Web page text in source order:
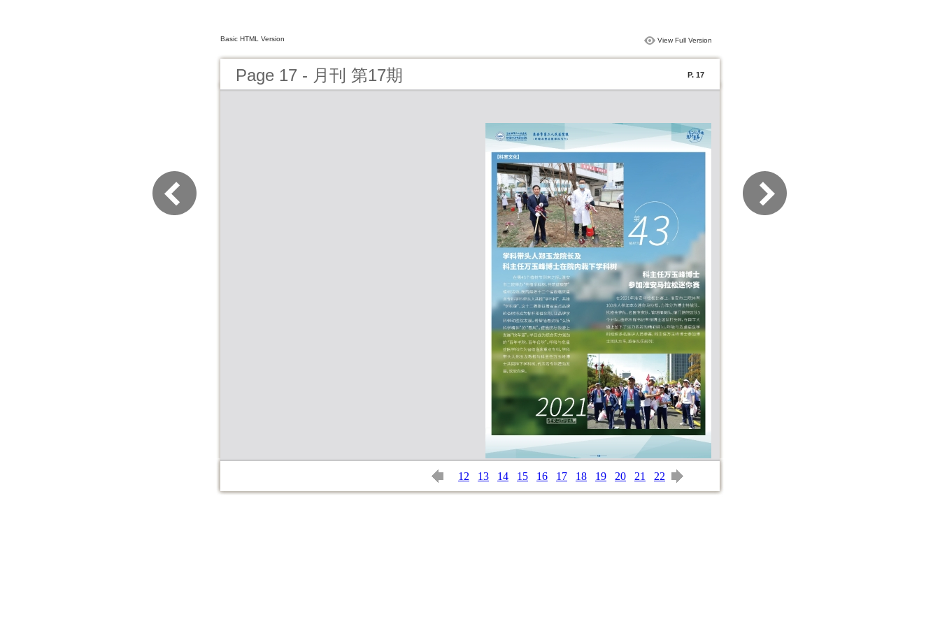
Basic HTML Version View Full Version
Page 17 - 月刊 第17期 P. 17
12 13 14 15 16 17 18 19 20 21 22